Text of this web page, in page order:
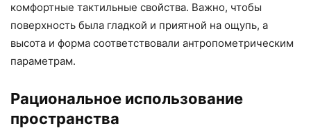
комфортные тактильные свойства. Важно, чтобы
поверхность была гладкой и приятной на ощупь, а
высота и форма соответствовали антропометрическим
параметрам.
Рациональное использование
пространства